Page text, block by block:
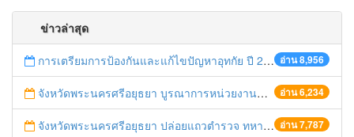
ข่าวล่าสุด
อ่าน 8,956
การเตรียมการป้องกันและแก้ไขปัญหาอุทกัย ปี 2561
อ่าน 6,234
จังหวัดพระนครศรีอยุธยา บูรณาการหน่วยงานที่เกี่ยวข้อง ลงพื้นที่จัดระเบียบและดำเนินมาตรการตามบทลงโทษสูงสุดกับผู้ประกอบการร้านค้าที่ยังฝ่าฝืนตั้งร้านค้ารุกล้ำเขตพื้นที่ทางหลวง เตรียมความปลอดภัยก่อนเทศกาลสงกรานต์
อ่าน 7,787
จังหวัดพระนครศรีอยุธยา ปล่อยแถวตำรวจ ทหาร ฝ่ายปกครอง กว่า 100 นาย ตรวจเข้มท่ารถสาธารณะ สถานีขนส่งรถโดยสาร วินรถตู้ และสถานีรถไฟ เตรียมรับมือเทศกาลสงกรานต์